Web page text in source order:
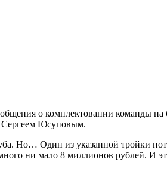
о комплектовании команды
Сергеем Юсуповым.
Но… Один из указанной тройки
ни мало 8 миллионов рублей. И